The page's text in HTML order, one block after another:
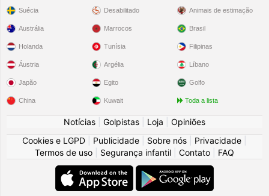
Suécia Desabilitado Animais de estimação
Austrália
Holanda
Áustria
Japão
China
Marrocos
Tunísia
Argélia
Egito
Kuwait
Brasil
Filipinas
Líbano
Golfo
Toda a lista
Notícias Golpistas Loja
Opiniões
Cookies e LGPD
Publicidade Sobre nós Privacidade
Termos de uso
Segurança infantil Contato FAQ